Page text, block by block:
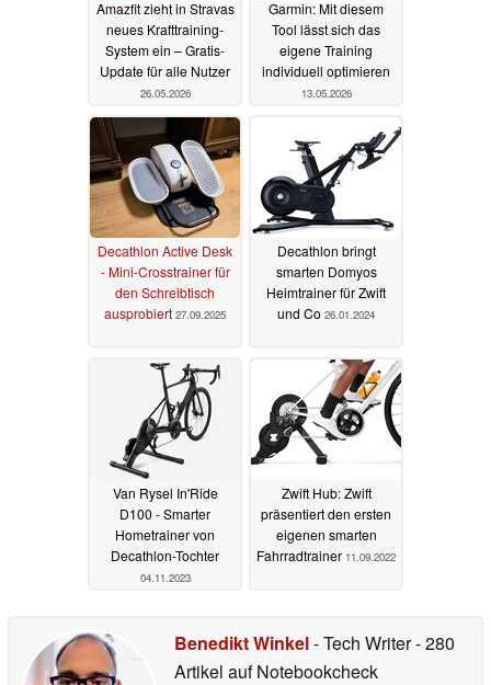
Amazfit zieht in Stravas
neues Krafttraining-
System ein – Gratis-
Update für alle Nutzer
26.05.2026
Garmin: Mit diesem
Tool lässt sich das
eigene Training
individuell optimieren
13.05.2026
Decathlon Active Desk
- Mini-Crosstrainer für
den Schreibtisch
ausprobiert 27.09.2025
Decathlon bringt
smarten Domyos
Heimtrainer für Zwift
und Co 26.01.2024
Van Rysel In'Ride
D100 - Smarter
Hometrainer von
Decathlon-Tochter
04.11.2023
Zwift Hub: Zwift
präsentiert den ersten
eigenen smarten
Fahrradtrainer 11.09.2022
Benedikt Winkel- Tech Writer- 280
Artikel auf Notebookcheck